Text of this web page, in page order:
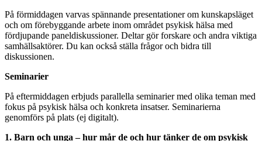
På förmiddagen varvas spännande presentationer om kunskapsläget
och om förebyggande arbete inom området psykisk hälsa med
fördjupande paneldiskussioner. Deltar gör forskare och andra viktiga
samhällsaktörer. Du kan också ställa frågor och bidra till
diskussionen.
Seminarier
På eftermiddagen erbjuds parallella seminarier med olika teman med
fokus på psykisk hälsa och konkreta insatser. Seminarierna
genomförs på plats (ej digitalt).
1. Barn och unga – hur mår de och hur tänker de om psykisk